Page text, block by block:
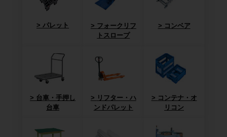
パレット
フォークリフ
トスロープ
コンベア
台車・手押し
台車
リフター・ハ
ンドパレット
コンテナ・オ
リコン